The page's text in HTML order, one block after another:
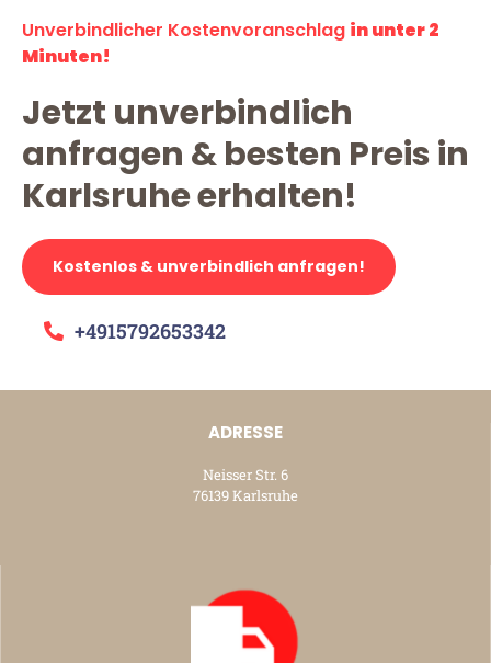
Unverbindlicher Kostenvoranschlag in unter 2
Minuten!
Jetzt unverbindlich
anfragen & besten Preis in
Karlsruhe erhalten!
Kostenlos & unverbindlich anfragen!
+4915792653342
ADRESSE
Neisser Str. 6
76139 Karlsruhe